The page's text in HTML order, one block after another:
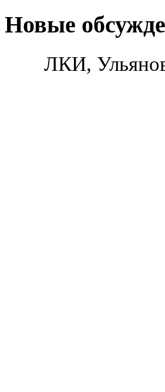
Новые
ЛКИ,